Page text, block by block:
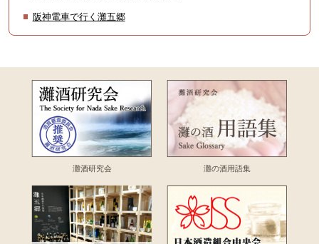
阪神電車で行く灘五郷
灘酒研究会 灘の酒用語集